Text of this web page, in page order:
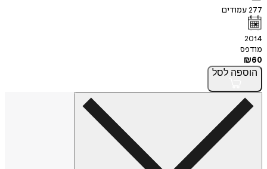
277עמודים
2014
מודפס
₪60
הוספה לסל